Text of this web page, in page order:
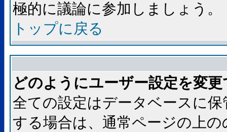
極的に議論に参加しましょう。
トップに戻る
どのようにユーザー設定を変
全ての設定はデータベースに
する場合は、通常ページの上